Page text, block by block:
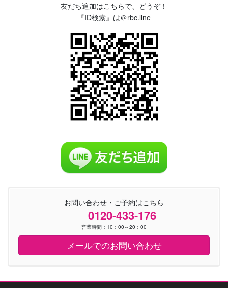
友だち追加はこちらで、どうぞ！
『ID検索』は＠rbc.line
お問い合わせ・ご予約はこちら
0120-433-176
営業時間：10：00～20：00
メールでのお問い合わせ